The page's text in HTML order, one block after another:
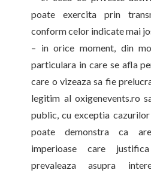
poate exercita prin
conform celor indicate mai
– in orice moment, din
particulara in care se afla
care o vizeaza sa fie
legitim al oxigenevents.ro
public, cu exceptia
poate demonstra ca
imperioase care
prevaleaza asupra